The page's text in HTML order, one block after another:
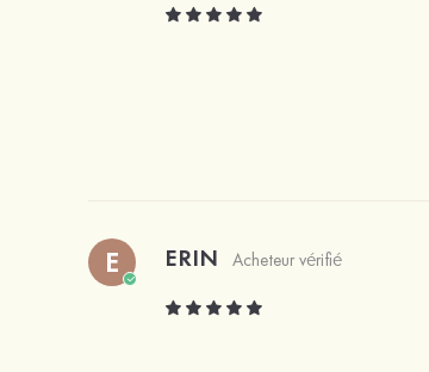
E ERIN Acheteur vérifié